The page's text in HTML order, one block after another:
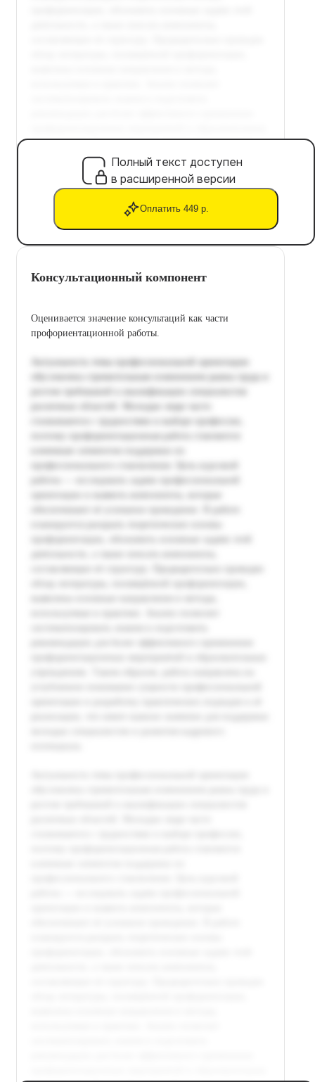
Полный текст доступен
в расширенной версии
Оплатить 449 р.
Консультационный компонент
Оценивается значение консультаций как части
профориентационной работы.